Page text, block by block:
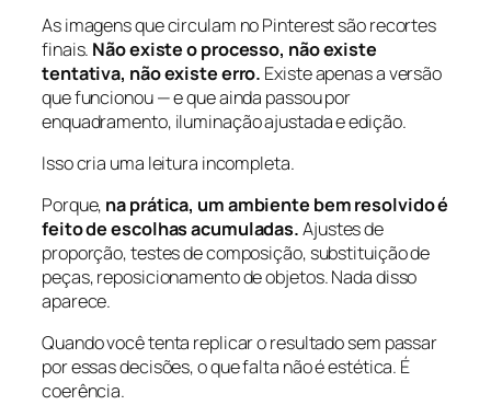
As imagens que circulam no Pinterest são recortes
finais. Não existe o processo, não existe
tentativa, não existe erro. Existe apenas a versão
que funcionou — e que ainda passou por
enquadramento, iluminação ajustada e edição.
Isso cria uma leitura incompleta.
Porque, na prática, um ambiente bem resolvido é
feito de escolhas acumuladas.Ajustes de
proporção, testes de composição, substituição de
peças, reposicionamento de objetos. Nada disso
aparece.
Quando você tenta replicar o resultado sem passar
por essas decisões, o que falta não é estética. É
coerência.